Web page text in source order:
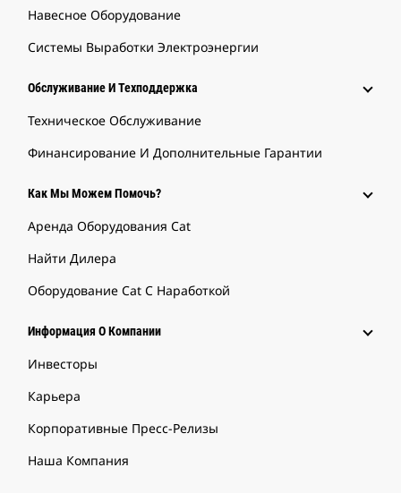
Навесное Оборудование
Системы Выработки Электроэнергии
Обслуживание И Техподдержка
Техническое Обслуживание
Финансирование И Дополнительные Гарантии
Как Мы Можем Помочь?
Аренда Оборудования Cat
Найти Дилера
Оборудование Cat С Наработкой
Информация О Компании
Инвесторы
Карьера
Корпоративные Пресс-Релизы
Наша Компания